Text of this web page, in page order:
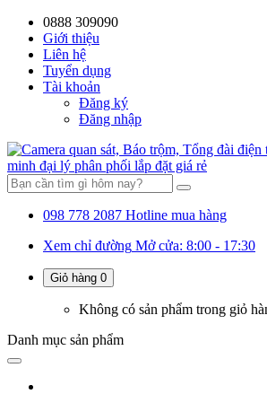
0888 309090
Giới thiệu
Liên hệ
Tuyển dụng
Tài khoản
Đăng ký
Đăng nhập
098 778 2087 Hotline mua hàng
Xem chỉ đường Mở cửa: 8:00 - 17:30
Giỏ hàng 0
Không có sản phẩm trong giỏ
Danh mục sản phẩm